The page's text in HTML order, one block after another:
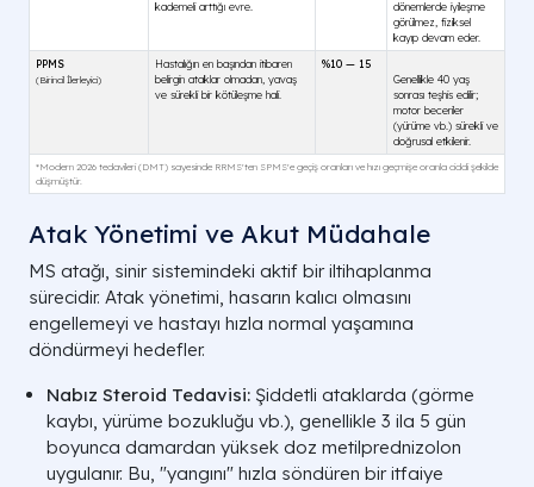
Atak Yönetimi ve Akut Müdahale
MS atağı, sinir sistemindeki aktif bir iltihaplanma
sürecidir. Atak yönetimi, hasarın kalıcı olmasını
engellemeyi ve hastayı hızla normal yaşamına
döndürmeyi hedefler.
Nabız Steroid Tedavisi: Şiddetli ataklarda (görme
kaybı, yürüme bozukluğu vb.), genellikle 3 ila 5 gün
boyunca damardan yüksek doz metilprednizolon
uygulanır. Bu, "yangını" hızla söndüren bir itfaiye